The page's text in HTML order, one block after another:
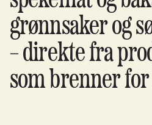
grønnsaker og
– direkte fra
som brenner